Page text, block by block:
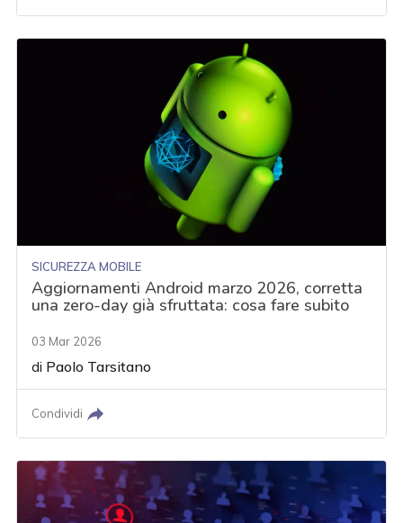
SICUREZZA MOBILE
Aggiornamenti Android marzo 2026, corretta
una zero-day già sfruttata: cosa fare subito
03 Mar 2026
di Paolo Tarsitano
Condividi